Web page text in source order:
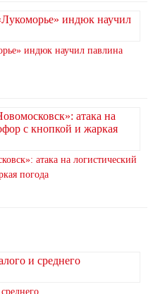
индюк научил павлина
атака на логистический
погода